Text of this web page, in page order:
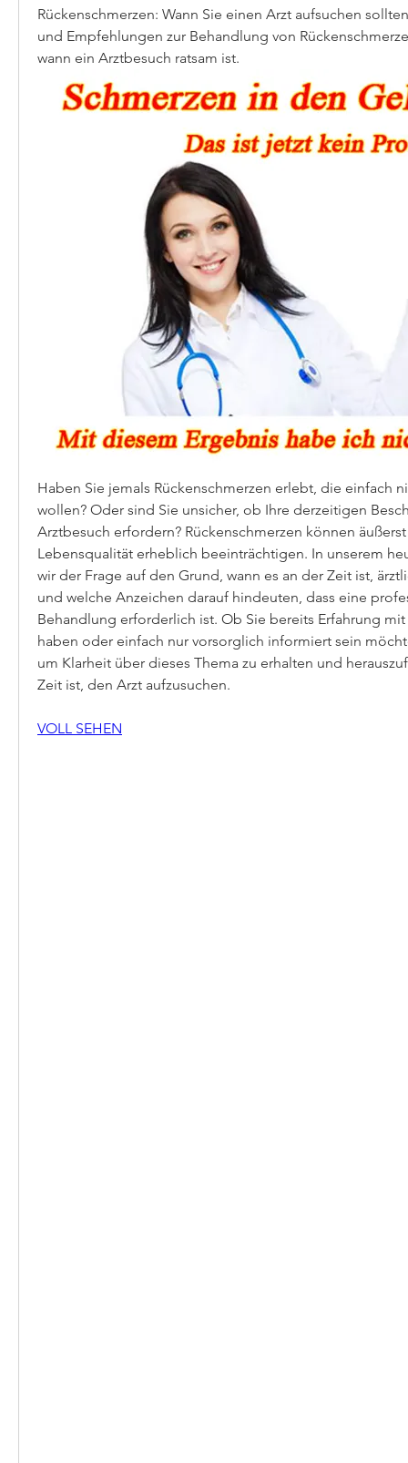
Rückenschmerzen: Wann Sie einen Arzt aufsuchen
und Empfehlungen zur Behandlung von
wann ein Arztbesuch ratsam ist.
Haben Sie jemals Rückenschmerzen erlebt, die einfach
wollen? Oder sind Sie unsicher, ob Ihre derzeitigen
Arztbesuch erfordern? Rückenschmerzen können
Lebensqualität erheblich beeinträchtigen. In unserem
wir der Frage auf den Grund, wann es an der Zeit ist,
und welche Anzeichen darauf hindeuten, dass eine
Behandlung erforderlich ist. Ob Sie bereits Erfahrung mit
haben oder einfach nur vorsorglich informiert sein
um Klarheit über dieses Thema zu erhalten und
Zeit ist, den Arzt aufzusuchen.
VOLL SEHEN